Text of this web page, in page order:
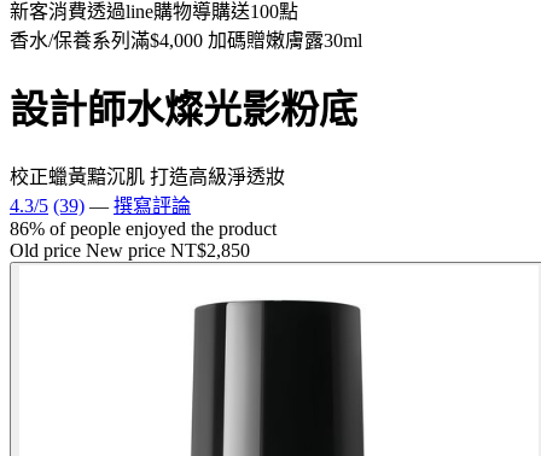
新客消費透過line購物導購送100點
香水/保養系列滿$4,000 加碼贈嫩膚露30ml
設計師水燦光影粉底
校正蠟黃黯沉肌 打造高級淨透妝
4.3/5 (39) — 撰寫評論
86% of people enjoyed the product
Old price New price NT$2,850